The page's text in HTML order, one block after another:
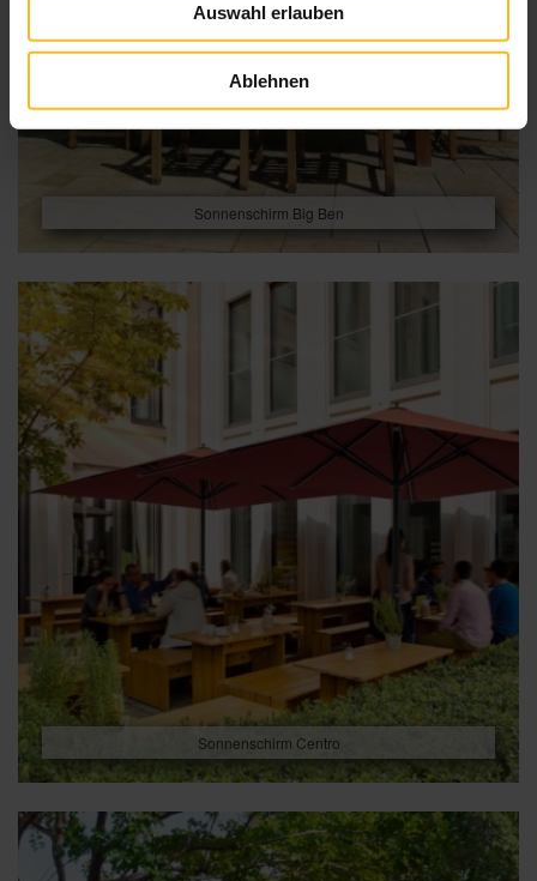
Auswahl erlauben
Ablehnen
Sonnenschirm Big Ben
Sonnenschirm Centro